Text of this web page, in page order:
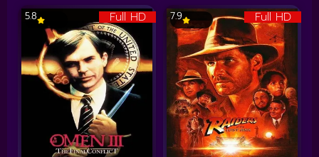
Full HD
5.8 Full HD
7.9